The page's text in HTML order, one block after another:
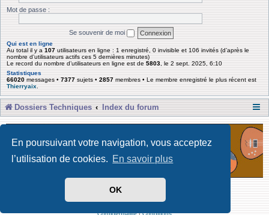
En poursuivant votre navigation, vous acceptez
l’utilisation de cookies. En savoir plus
OK
Mot de passe :
Se souvenir de moi
Qui est en ligne
Au total il y a 107 utilisateurs en ligne : 1 enregistré, 0 invisible et 106 invités (d’après le
nombre d’utilisateurs actifs ces 5 dernières minutes)
Le record du nombre d’utilisateurs en ligne est de 5803 , le 2 sept. 2025, 6:10
Statistiques
66020 messages • 7377 sujets • 2857 membres • Le membre enregistré le plus récent est
Thierryaix
Dossiers Techniques Index du forum
Développé par Forum Software © phpBB Limited
Traduit par phpBB-fr
Confidentialité|Conditions